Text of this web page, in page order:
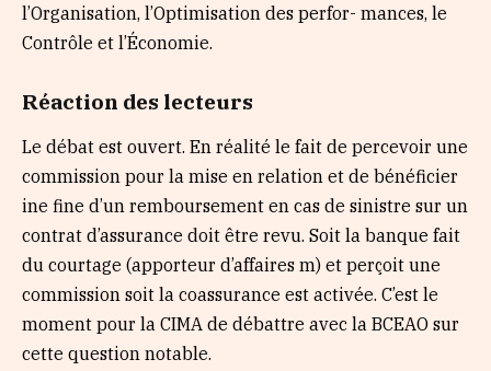
l’Organisation, l’Optimisation des perfor- mances, le
Contrôle et l’Économie.
Réaction des lecteurs
Le débat est ouvert. En réalité le fait de percevoir une
commission pour la mise en relation et de bénéficier
ine fine d’un remboursement en cas de sinistre sur un
contrat d’assurance doit être revu. Soit la banque fait
du courtage (apporteur d’affaires m) et perçoit une
commission soit la coassurance est activée. C’est le
moment pour la CIMA de débattre avec la BCEAO sur
cette question notable.